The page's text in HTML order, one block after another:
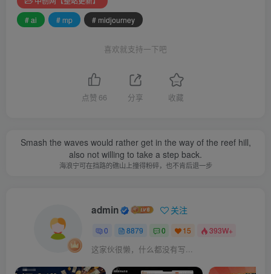
# ai
# mp # midjourney
喜欢就支持一下吧
点赞 66 分享 收藏
Smash the waves would rather get in the way of the reef hill,
also not willing to take a step back.
海浪宁可在挡路的礁山上撞得粉碎，也不肯后退一步
admin 关注
0 8879 0 15 393W+
这家伙很懒，什么都没有写...